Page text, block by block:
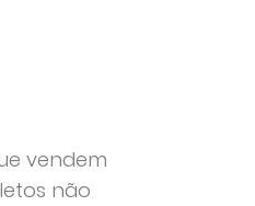
vendem
não